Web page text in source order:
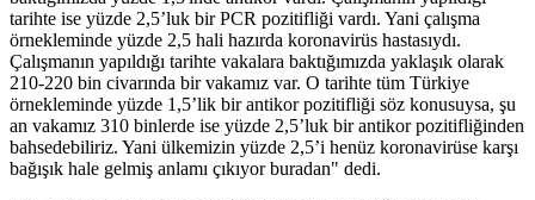
tarihte ise yüzde 2,5’luk bir PCR pozitifliği vardı. Yani çalışma
örnekleminde yüzde 2,5 hali hazırda koronavirüs hastasıydı.
Çalışmanın yapıldığı tarihte vakalara baktığımızda yaklaşık olarak
210-220 bin civarında bir vakamız var. O tarihte tüm Türkiye
örnekleminde yüzde 1,5’lik bir antikor pozitifliği söz konusuysa, şu
an vakamız 310 binlerde ise yüzde 2,5’luk bir antikor pozitifliğinden
bahsedebiliriz. Yani ülkemizin yüzde 2,5’i henüz koronavirüse karşı
bağışık hale gelmiş anlamı çıkıyor buradan" dedi.